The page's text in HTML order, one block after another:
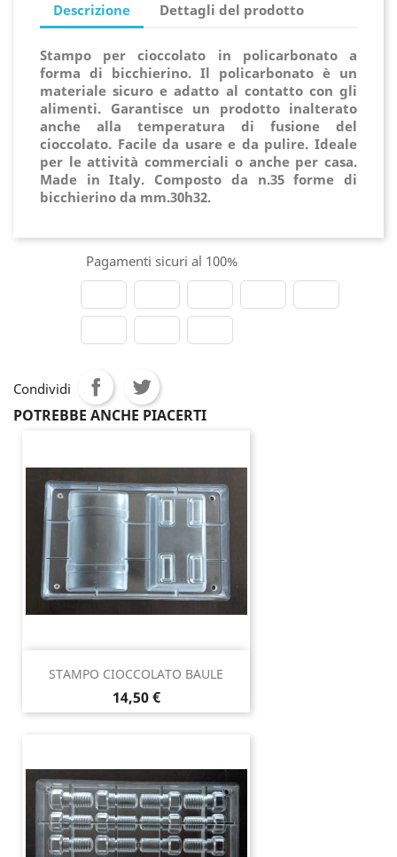
Descrizione Dettagli del prodotto
Stampo per cioccolato in policarbonato a
forma di bicchierino. Il policarbonato è un
materiale sicuro e adatto al contatto con gli
alimenti. Garantisce un prodotto inalterato
anche alla temperatura di fusione del
cioccolato. Facile da usare e da pulire. Ideale
per le attività commerciali o anche per casa.
Made in Italy. Composto da n.35 forme di
bicchierino da mm.30h32.
Pagamenti sicuri al 100%
Condividi
POTREBBE ANCHE PIACERTI
STAMPO CIOCCOLATO BAULE
Prezzo
14,50 €